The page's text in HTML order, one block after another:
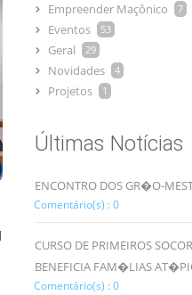
Empreender Maçônico 7
Eventos 53
Geral 29
Novidades 4
Projetos 1
Últimas Notícias
ENCONTRO DOS GR�O-
Comentário(s) : 0
CURSO DE PRIMEIROS
BENEFICIA FAM�LIAS
Comentário(s) : 0